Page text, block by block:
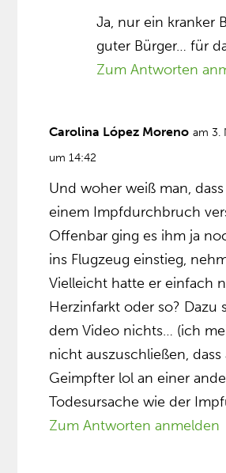
Ja, nur ein kranker
guter Bürger… für
Zum Antworten
Carolina López Moreno am 3.
um 14:42
Und woher weiß man,
einem Impfdurchbruch
Offenbar ging es ihm ja
ins Flugzeug einstieg,
Vielleicht hatte er einfach
Herzinfarkt oder so? Dazu
dem Video nichts… (ich
nicht auszuschließen,
Geimpfter lol an einer
Todesursache wie der
Zum Antworten anmelden